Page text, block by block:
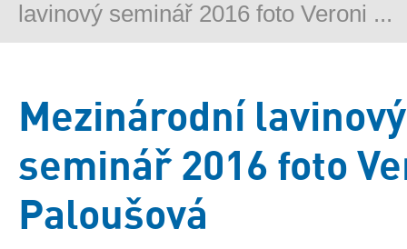
lavinový seminář 2016 foto Veroni ...
Mezinárodní lavinový
seminář 2016 foto
Paloušová